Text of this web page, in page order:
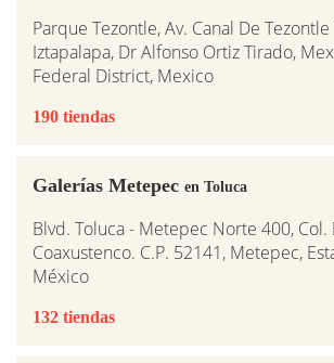
Parque Tezontle, Av. Canal De
Iztapalapa, Dr Alfonso Ortiz Tirado,
Federal District, Mexico
190 tiendas
Galerías Metepec en Toluca
Blvd. Toluca - Metepec Norte 400, Col.
Coaxustenco. C.P. 52141, Metepec,
México
132 tiendas